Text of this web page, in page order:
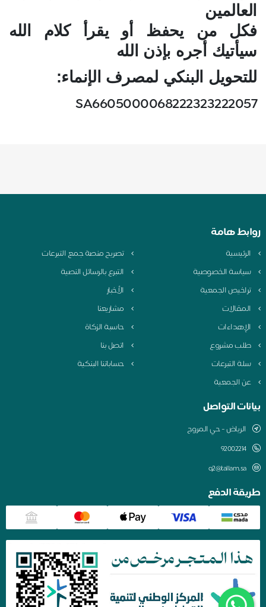
العالمين
فكل من يحفظ أو يقرأ كلام الله
سيأتيك أجره بإذن الله
للتحويل البنكي لمصرف الإنماء:
SA6605000068222323222057
روابط هامة
الرئيسية
تصريح منصة جمع التبرعات
سياسة الخصوصية
التبرع بالرسائل النصية
تراخيص الجمعية
الأخبار
المقالات
مشاريعنا
الإهداءات
حاسبة الزكاة
طلب مشروع
اتصل بنا
سلة التبرعات
حساباتنا البنكية
عن الجمعية
بيانات التواصل
الرياض - حي المروج
⁦92002214
q2@tallam.sa
طريقة الدفع